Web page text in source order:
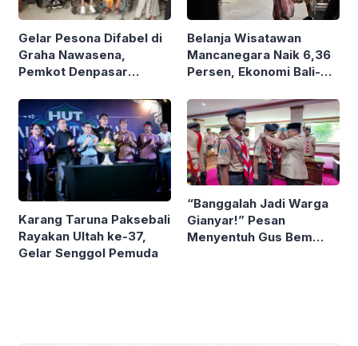
Gelar Pesona Difabel di
Graha Nawasena,
Pemkot Denpasar
dan Penyintas
Skizofrenia
Belanja Wisatawan
Mancanegara Naik 6,36
Persen, Ekonomi Bali-
Persen
Karang Taruna Paksebali
Rayakan Ultah ke-37,
Gelar Senggol Pemuda
“Banggalah Jadi Warga
Gianyar!” Pesan
Menyentuh Gus Bem